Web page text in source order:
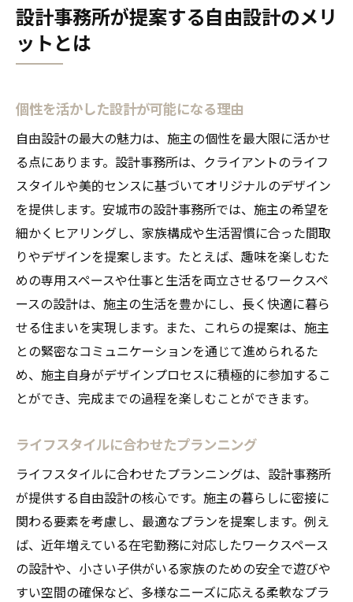
設計事務所が提案する自由設計のメリ
ットとは
個性を活かした設計が可能になる理由
自由設計の最大の魅力は、施主の個性を最大限に活かせ
る点にあります。設計事務所は、クライアントのライフ
スタイルや美的センスに基づいてオリジナルのデザイン
を提供します。安城市の設計事務所では、施主の希望を
細かくヒアリングし、家族構成や生活習慣に合った間取
りやデザインを提案します。たとえば、趣味を楽しむた
めの専用スペースや仕事と生活を両立させるワークスペ
ースの設計は、施主の生活を豊かにし、長く快適に暮ら
せる住まいを実現します。また、これらの提案は、施主
との緊密なコミュニケーションを通じて進められるた
め、施主自身がデザインプロセスに積極的に参加するこ
とができ、完成までの過程を楽しむことができます。
ライフスタイルに合わせたプランニング
ライフスタイルに合わせたプランニングは、設計事務所
が提供する自由設計の核心です。施主の暮らしに密接に
関わる要素を考慮し、最適なプランを提案します。例え
ば、近年増えている在宅勤務に対応したワークスペース
の設計や、小さい子供がいる家族のための安全で遊びや
すい空間の確保など、多様なニーズに応える柔軟なプラ